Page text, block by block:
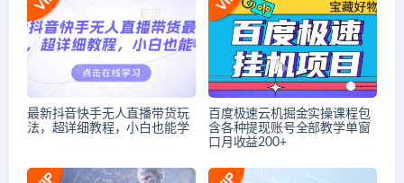
最新抖音快手无人直播带货玩
法，超详细教程，小白也能学
百度极速云机掘金实操课程包
含各种提现账号全部教学单窗
口月收益200+